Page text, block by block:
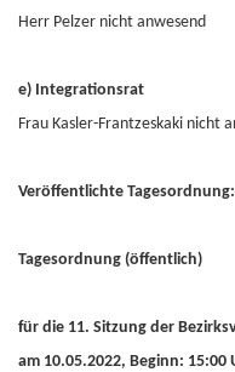
Herr Pelzer nicht anwesend
e) Integrationsrat
Frau Kasler-Frantzeskaki nicht
Veröffentlichte Tagesordnung:
Tagesordnung (öffentlich)
für die 11. Sitzung der
am 10.05.2022, Beginn: 15:00